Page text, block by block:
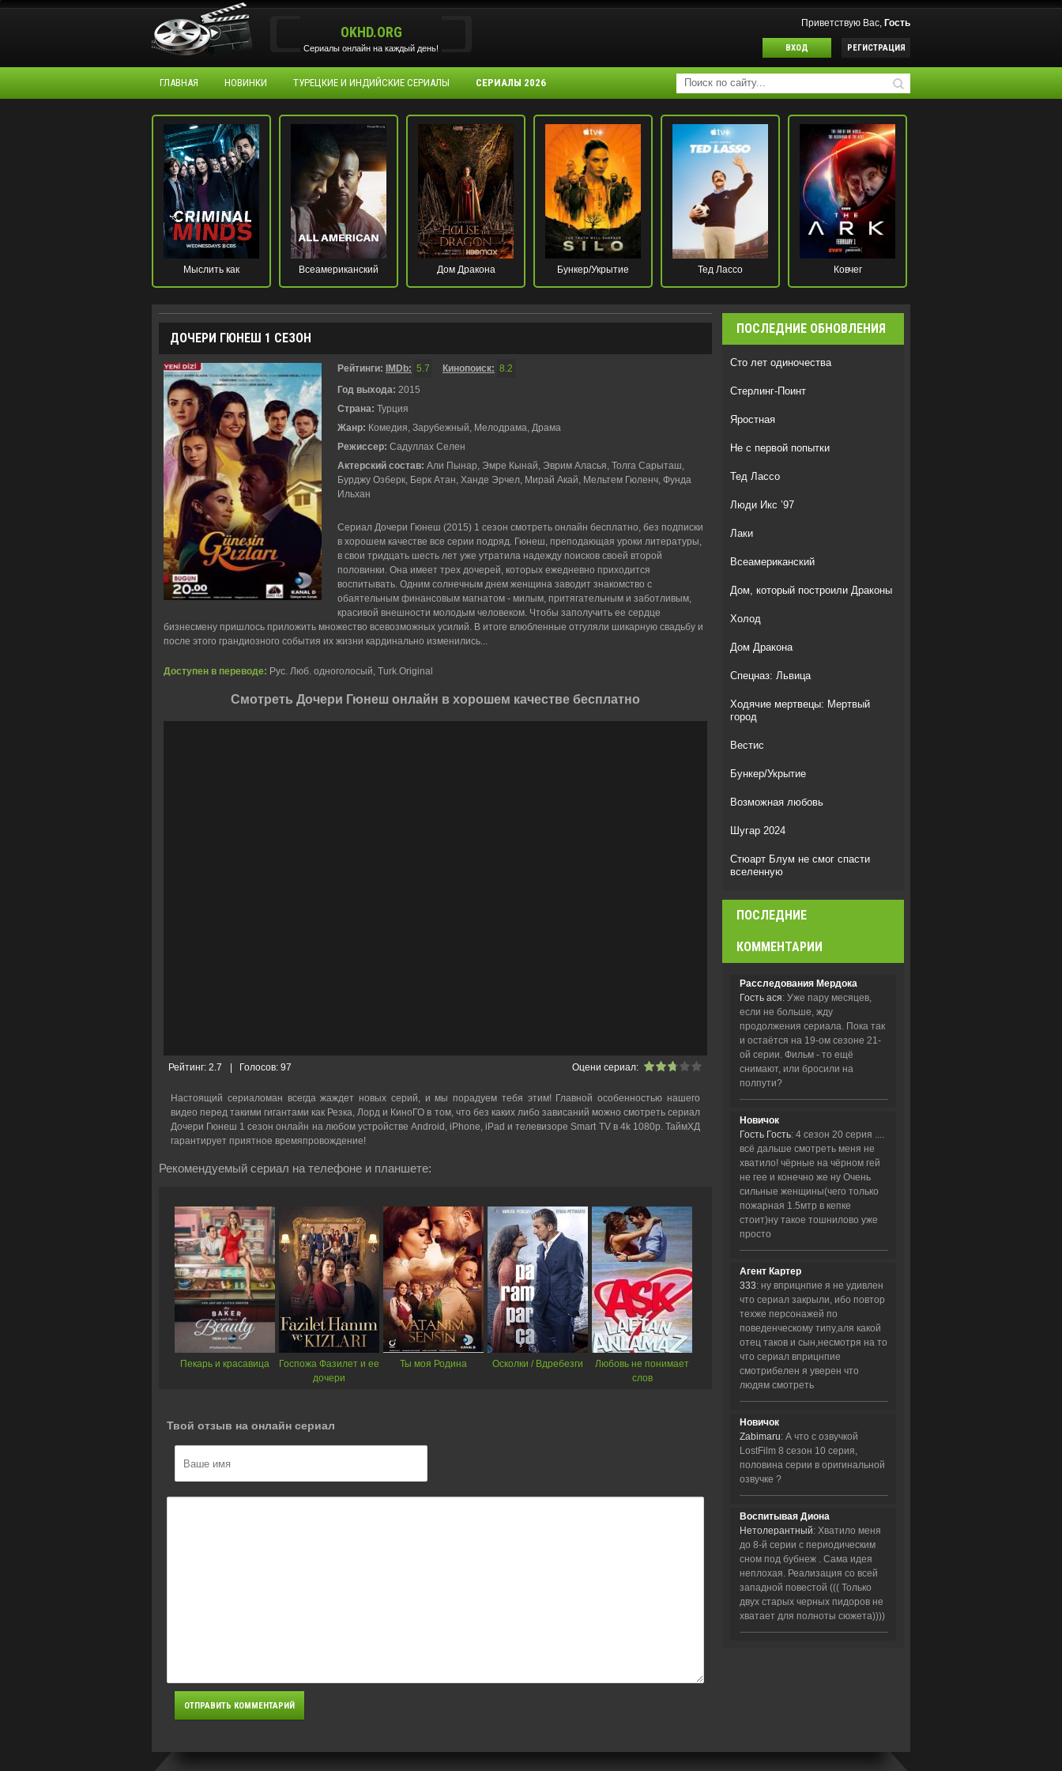
OKHD.ORG
Сериалы онлайн на каждый день!
Приветствую Вас, Гость
ВХОД РЕГИСТРАЦИЯ
ГЛАВНАЯ НОВИНКИ ТУРЕЦКИЕ И ИНДИЙСКИЕ СЕРИАЛЫ СЕРИАЛЫ 2026
Мыслить как
преступник
Всеамериканский Дом Дракона Бункер/Укрытие Тед Лассо Ковчег
ДОЧЕРИ ГЮНЕШ 1 СЕЗОН
Рейтинги: IMDb: 5.7 Кинопоиск: 8.2
Год выхода: 2015
Страна: Турция
Жанр: Комедия, Зарубежный, Мелодрама, Драма
Режиссер: Садуллах Селен
Актерский состав: Али Пынар, Эмре Кынай, Эврим Аласья, Толга Сарыташ,
Бурджу Озберк, Берк Атан, Ханде Эрчел, Мирай Акай, Мельтем Гюленч, Фунда
Ильхан
Сериал Дочери Гюнеш (2015) 1 сезон смотреть онлайн бесплатно, без подписки
в хорошем качестве все серии подряд. Гюнеш, преподающая уроки литературы,
в свои тридцать шесть лет уже утратила надежду поисков своей второй
половинки. Она имеет трех дочерей, которых ежедневно приходится
воспитывать. Одним солнечным днем женщина заводит знакомство с
обаятельным финансовым магнатом - милым, притягательным и заботливым,
красивой внешности молодым человеком. Чтобы заполучить ее сердце
бизнесмену пришлось приложить множество всевозможных усилий. В итоге влюбленные отгуляли шикарную свадьбу и
после этого грандиозного события их жизни кардинально изменились...
Доступен в переводе: Рус. Люб. одноголосый, Turk.Original
Смотреть Дочери Гюнеш онлайн в хорошем качестве бесплатно
Оцени сериал:
Рейтинг: 2.7 Голосов:97
Настоящий сериаломан всегда жаждет новых серий, и мы порадуем тебя этим! Главной особенностью нашего
видео перед такими гигантами как Резка, Лорд и КиноГО в том, что без каких либо зависаний можно смотреть cериал
Дочери Гюнеш 1 сезон онлайн на любом устройстве Android, iPhone, iPad и телевизоре Smart TV в 4k 1080p. ТаймХД
гарантирует приятное времяпровождение!
Рекомендуемый сериал на телефоне и планшете:
Пекарь и красавица
Госпожа Фазилет и ее
дочери
Ты моя Родина Осколки / Вдребезги
Любовь не понимает
слов
Твой отзыв на онлайн сериал
ПОСЛЕДНИЕ ОБНОВЛЕНИЯ
Сто лет одиночества
Стерлинг-Поинт
Яростная
Не с первой попытки
Тед Лассо
Люди Икс ’97
Лаки
Всеамериканский
Дом, который построили Драконы
Холод
Дом Дракона
Спецназ: Львица
Ходячие мертвецы: Мертвый
город
Вестис
Бункер/Укрытие
Возможная любовь
Шугар 2024
Стюарт Блум не смог спасти
вселенную
Мыс страха
ПОСЛЕДНИЕ
КОММЕНТАРИИ
Расследования Мердока
Гость ася: Уже пару месяцев,
если не больше, жду
продолжения сериала. Пока так
и остаётся на 19-ом сезоне 21-
ой серии. Фильм - то ещё
снимают, или бросили на
полпути?
Новичок
Гость Гость: 4 сезон 20 серия ....
всё дальше смотреть меня не
хватило! чёрные на чёрном гей
не гее и конечно же ну Очень
сильные женщины(чего только
пожарная 1.5мтр в кепке
стоит)ну такое тошнилово уже
просто
Агент Картер
333: ну вприцнпие я не удивлен
что сериал закрыли, ибо повтор
техже персонажей по
поведенческому типу,аля какой
отец таков и сын,несмотря на то
что сериал вприцнпие
смотрибелен я уверен что
людям смотреть
Новичок
Zabimaru: А что с озвучкой
LostFilm 8 сезон 10 серия,
половина серии в оригинальной
озвучке ?
Воспитывая Диона
Нетолерантный: Хватило меня
до 8-й серии с периодическим
сном под бубнеж . Сама идея
неплохая. Реализация со всей
западной повестой ((( Только
двух старых черных пидоров не
хватает для полноты сюжета))))